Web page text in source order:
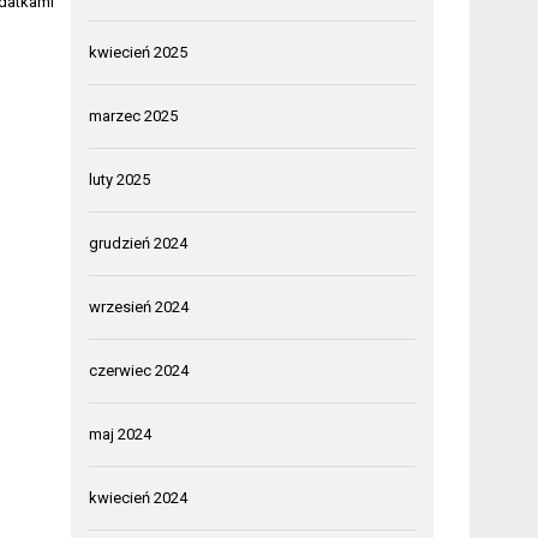
kwiecień 2025
marzec 2025
luty 2025
grudzień 2024
wrzesień 2024
czerwiec 2024
maj 2024
kwiecień 2024